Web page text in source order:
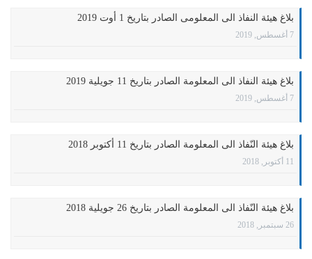
بلاغ هيئة النفاذ الى المعلومى الصادر بتاريخ 1 أوت 2019
7 أغسطس, 2019
بلاغ هيئة النفاذ الى المعلومة الصادر بتاريخ 11 جويلية 2019
7 أغسطس, 2019
بلاغ هيئة النّفاذ الى المعلومة الصادر بتاريخ 11 أكتوبر 2018
11 أكتوبر, 2018
بلاغ هيئة النّفاذ الى المعلومة الصادر بتاريخ 26 جويلية 2018
26 سبتمبر, 2018